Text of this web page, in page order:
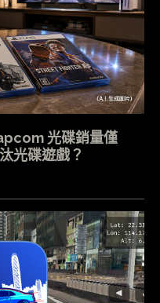
光碟銷量僅
光碟遊戲？